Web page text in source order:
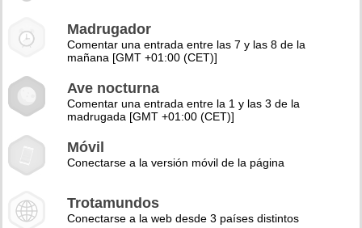
Madrugador
Comentar una entrada entre las 7 y las 8 de la
mañana [GMT +01:00 (CET)]
Ave nocturna
Comentar una entrada entre la 1 y las 3 de la
madrugada [GMT +01:00 (CET)]
Móvil
Conectarse a la versión móvil de la página
Trotamundos
Conectarse a la web desde 3 países distintos